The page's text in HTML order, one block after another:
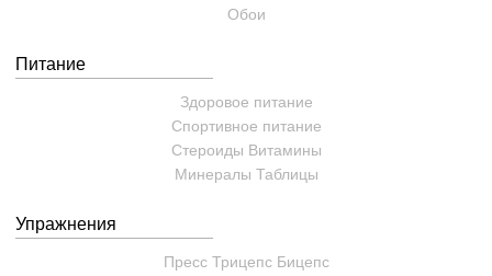
Обои
Питание
Здоровое питание
Спортивное питание
Стероиды Витамины
Минералы Таблицы
Упражнения
Пресс Трицепс Бицепс